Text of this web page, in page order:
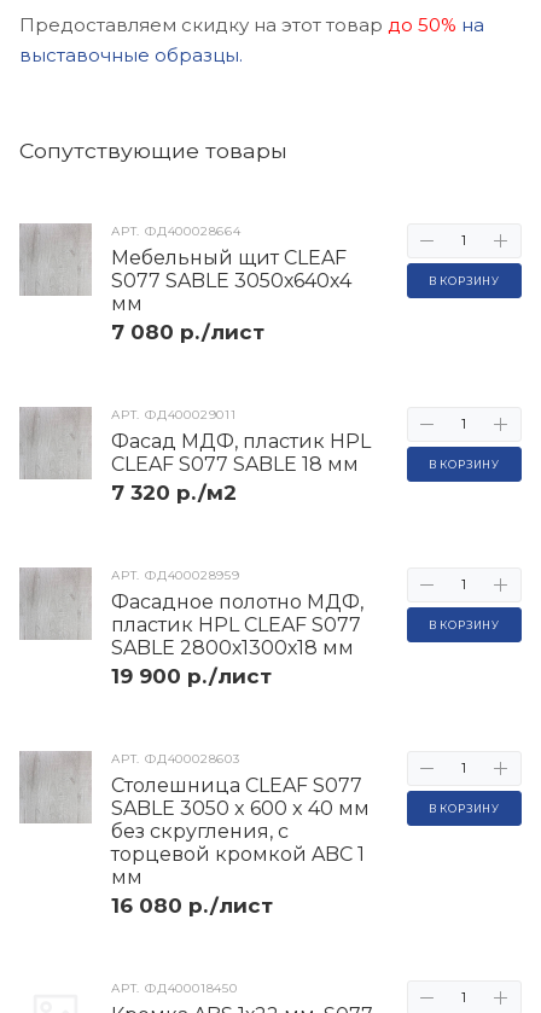
Предоставляем скидку на этот товар до 50% на
выставочные образцы.
Cопутствующие товары
АРТ.ФД400018450
АРТ.ФД400028603
Столешница CLEAF S077
SABLE 3050 x 600 x 40 мм
без скругления, с
торцевой кромкой ABC 1
мм
16 080 р./лист
В КОРЗИНУ
АРТ.ФД400028959
Фасадное полотно МДФ,
пластик HPL CLEAF S077
SABLE 2800х1300х18 мм
19 900 р./лист
В КОРЗИНУ
АРТ.ФД400029011
Фасад МДФ, пластик HPL
CLEAF S077 SABLE 18 мм
7 320 р./м2
В КОРЗИНУ
АРТ.ФД400028664
Мебельный щит CLEAF
S077 SABLE 3050х640х4
мм
7 080 р./лист
В КОРЗИНУ